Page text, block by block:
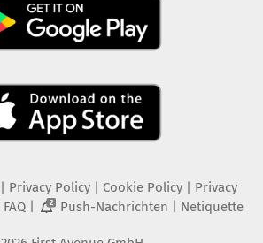
| Privacy Policy| Cookie Policy| Privacy
FAQ| 2 Push-Nachrichten | Netiquette